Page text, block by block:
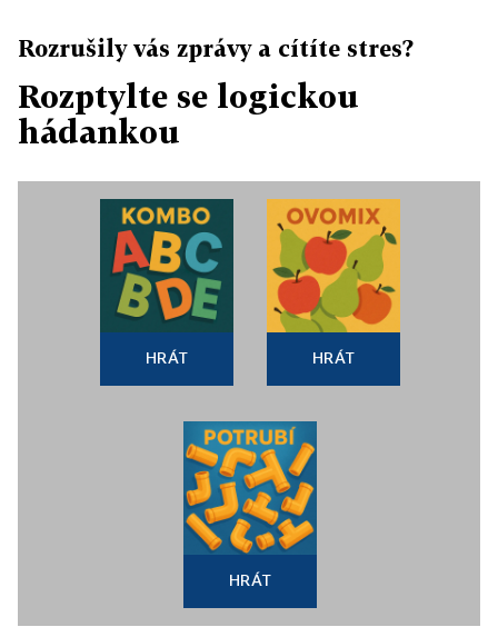
Rozrušily vás zprávy a cítíte stres?
Rozptylte se logickou
hádankou
HRÁT HRÁT
HRÁT